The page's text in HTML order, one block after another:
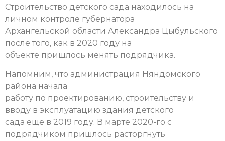
Строительство детского сада находилось на
личном контроле губернатора
Архангельской области Александра Цыбульского
после того, как в 2020 году на
объекте пришлось менять подрядчика.
Напомним, что администрация Няндомского
района начала
работу по проектированию, строительству и
вводу в эксплуатацию здания детского
сада еще в 2019 году. В марте 2020-го с
подрядчиком пришлось расторгнуть